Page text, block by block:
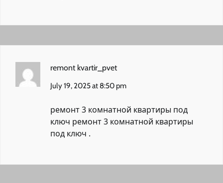
remont kvartir_pvet
July 19, 2025 at 8:50 pm
ремонт 3 комнатной квартиры под
ключ ремонт 3 комнатной квартиры
под ключ .